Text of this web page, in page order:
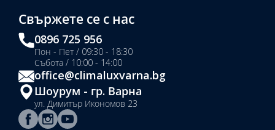
Свържете се с нас
0896 725 956
Пон - Пет / 09:30 - 18:30
Събота / 10:00 - 14:00
office@climaluxvarna.bg
Шоурум - гр. Варна
ул. Димитър Икономов 23